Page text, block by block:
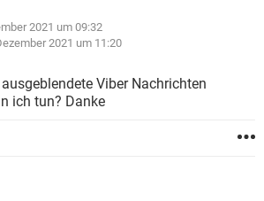
HARDWARE
INSTAGRAM
HARDWARE
IOS
TIKTOK
IOS
2021 um 09:32
2021 um 11:20
Viber Nachrichten
ich tun? Danke